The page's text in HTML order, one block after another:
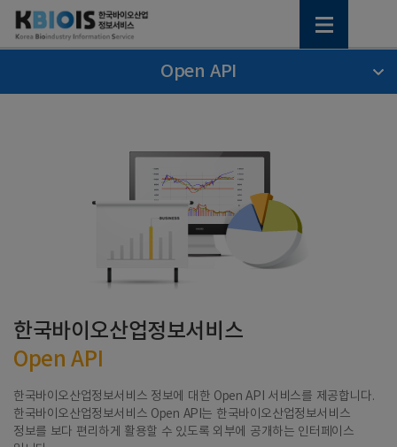
Open API
한국바이오산업정보서비스
Open API
한국바이오산업정보서비스 정보에 대한 Open API 서비스를 제공합니다.
한국바이오산업정보서비스 Open API는 한국바이오산업정보서비스
정보를 보다 편리하게 활용할 수 있도록 외부에 공개하는 인터페이스